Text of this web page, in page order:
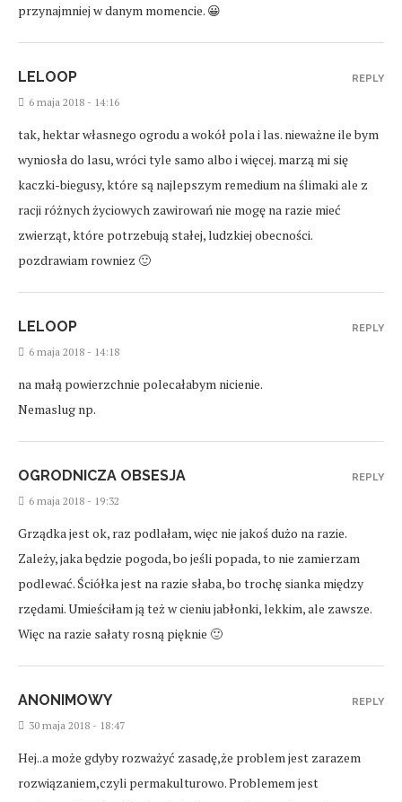
przynajmniej w danym momencie. 😀
LELOOP
6 maja 2018 - 14:16
tak, hektar własnego ogrodu a wokół pola i las. nieważne ile bym
wyniosła do lasu, wróci tyle samo albo i więcej. marzą mi się
kaczki-biegusy, które są najlepszym remedium na ślimaki ale z
racji różnych życiowych zawirowań nie mogę na razie mieć
zwierząt, które potrzebują stałej, ludzkiej obecności.
pozdrawiam rowniez 🙂
REPLY
LELOOP
6 maja 2018 - 14:18
na małą powierzchnie polecałabym nicienie.
Nemaslug np.
REPLY
OGRODNICZA OBSESJA
6 maja 2018 - 19:32
Grządka jest ok, raz podlałam, więc nie jakoś dużo na razie.
Zależy, jaka będzie pogoda, bo jeśli popada, to nie zamierzam
podlewać. Ściółka jest na razie słaba, bo trochę sianka między
rzędami. Umieściłam ją też w cieniu jabłonki, lekkim, ale zawsze.
Więc na razie sałaty rosną pięknie 🙂
REPLY
ANONIMOWY
30 maja 2018 - 18:47
Hej..a może gdyby rozważyć zasadę,że problem jest zarazem
rozwiązaniem,czyli permakulturowo. Problemem jest
REPLY